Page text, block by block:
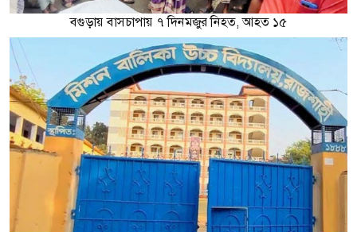
বগুড়ায় বাসচাপায় ৭ দিনমজুর নিহত, আহত ১৫